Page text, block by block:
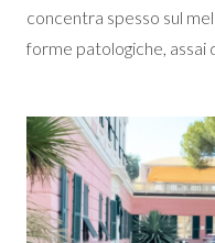
concentra spesso sul
forme patologiche, assai